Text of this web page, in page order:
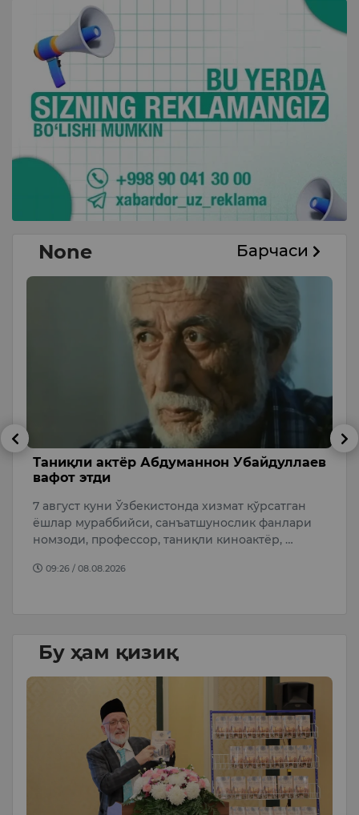
None Барчаси
Таниқли актёр Абдуманнон Убайдуллаев
вафот этди
7 август куни Ўзбекистонда хизмат кўрсатган
ёшлар мураббийси, санъатшунослик фанлари
номзоди, профессор, таниқли киноактёр, …
09:26 / 08.08.2026
Бу ҳам қизиқ